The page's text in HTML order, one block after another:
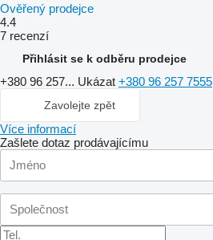
Ověřený prodejce
4.4
7 recenzí
Přihlásit se k odběru prodejce
+380 96 257... Ukázat +380 96 257 7555
Zavolejte zpět
Více informací
Zašlete dotaz prodávajícímu